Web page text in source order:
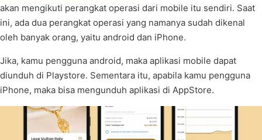
akan mengikuti perangkat operasi dari mobile itu sendiri. Saat
ini, ada dua perangkat operasi yang namanya sudah dikenal
oleh banyak orang, yaitu android dan iPhone.
Jika, kamu pengguna android, maka aplikasi mobile dapat
diunduh di Playstore. Sementara itu, apabila kamu pengguna
iPhone, maka bisa mengunduh aplikasi di AppStore.